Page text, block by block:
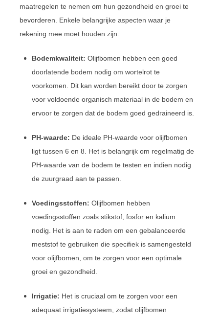
maatregelen te nemen om hun gezondheid en groei te
bevorderen. Enkele belangrijke aspecten waar je
rekening mee moet houden zijn:
Bodemkwaliteit: Olijfbomen hebben een goed
doorlatende bodem nodig om wortelrot te
voorkomen. Dit kan worden bereikt door te zorgen
voor voldoende organisch materiaal in de bodem en
ervoor te zorgen dat de bodem goed gedraineerd is.
PH-waarde: De ideale PH-waarde voor olijfbomen
ligt tussen 6 en 8. Het is belangrijk om regelmatig de
PH-waarde van de bodem te testen en indien nodig
de zuurgraad aan te passen.
Voedingsstoffen: Olijfbomen hebben
voedingsstoffen zoals stikstof, fosfor en kalium
nodig. Het is aan te raden om een gebalanceerde
meststof te gebruiken die specifiek is samengesteld
voor olijfbomen, om te zorgen voor een optimale
groei en gezondheid.
Irrigatie: Het is cruciaal om te zorgen voor een
adequaat irrigatiesysteem, zodat olijfbomen